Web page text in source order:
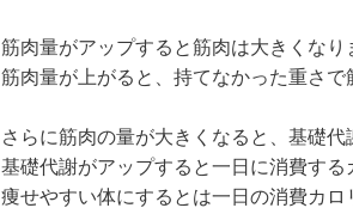
筋肉量がアップすると筋肉は大きくなり
筋肉量が上がると、持てなかった重さ
さらに筋肉の量が大きくなると、基礎代
基礎代謝がアップすると一日に消費する
痩せやすい体にするとは一日の消費カ